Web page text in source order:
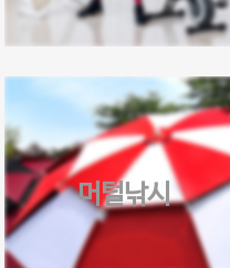
머털낚시